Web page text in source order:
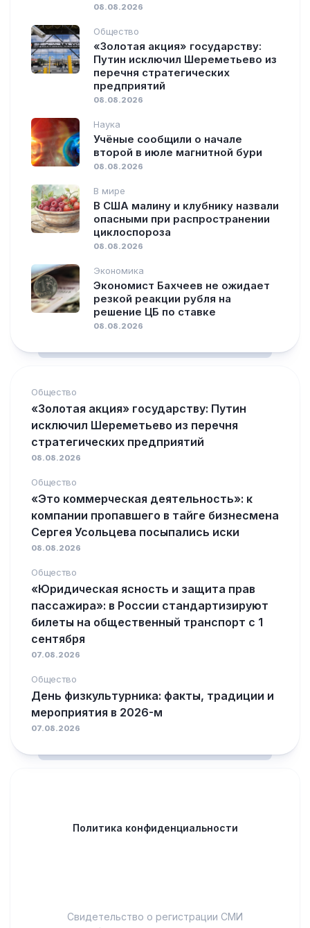
08.08.2026
Общество
«Золотая акция» государству:
Путин исключил Шереметьево из
перечня стратегических
предприятий
08.08.2026
Наука
Учёные сообщили о начале
второй в июле магнитной бури
08.08.2026
В мире
В США малину и клубнику назвали
опасными при распространении
циклоспороза
08.08.2026
Экономика
Экономист Бахчеев не ожидает
резкой реакции рубля на
решение ЦБ по ставке
08.08.2026
Общество
«Золотая акция» государству: Путин
исключил Шереметьево из перечня
стратегических предприятий
08.08.2026
Общество
«Это коммерческая деятельность»: к
компании пропавшего в тайге бизнесмена
Сергея Усольцева посыпались иски
08.08.2026
Общество
«Юридическая ясность и защита прав
пассажира»: в России стандартизируют
билеты на общественный транспорт с 1
сентября
07.08.2026
Общество
День физкультурника: факты, традиции и
мероприятия в 2026-м
07.08.2026
Политика конфиденциальности
Свидетельство о регистрации СМИ